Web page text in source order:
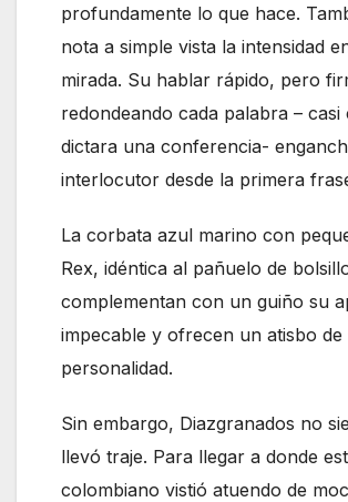
profundamente lo que hace.
nota a simple vista la intensidad
mirada. Su hablar rápido, pero
redondeando cada palabra – casi
dictara una conferencia-
interlocutor desde la primera
La corbata azul marino con
Rex, idéntica al pañuelo de
complementan con un guiño su
impecable y ofrecen un atisbo de
personalidad.
Sin embargo, Diazgranados no
llevó traje. Para llegar a donde
colombiano vistió atuendo de